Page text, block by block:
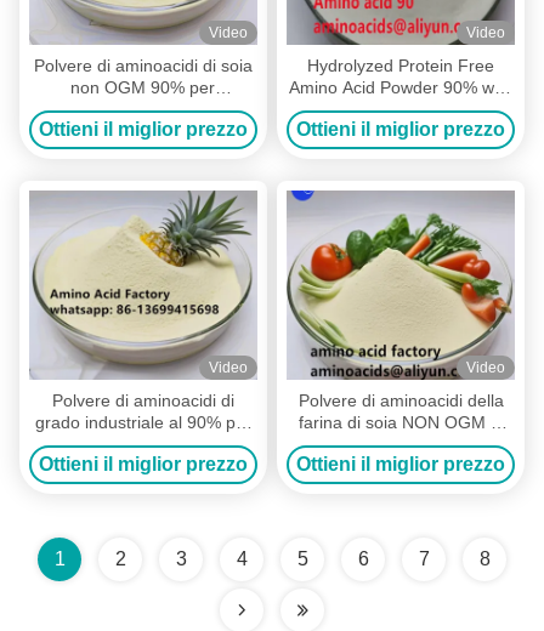
Video
Polvere di aminoacidi di soia
non OGM 90% per
agricoltura biologica
Ottieni il miglior prezzo
Video
Hydrolyzed Protein Free
Amino Acid Powder 90% with
PH 4-6 and 100% Water
Soluble for Anti-drought
Agriculture
Ottieni il miglior prezzo
Video
Polvere di aminoacidi di
grado industriale al 90% per
la tolleranza allo stress nelle
colture
Ottieni il miglior prezzo
Video
Polvere di aminoacidi della
farina di soia NON OGM al
90% per agricoltura biologica
Ottieni il miglior prezzo
1 2 3 4 5 6 7 8